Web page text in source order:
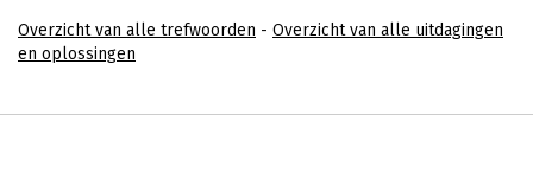
Overzicht van alle trefwoorden - Overzicht van alle uitdagingen
en oplossingen